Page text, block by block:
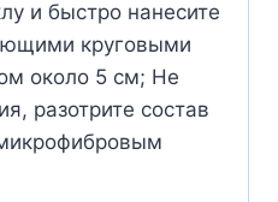
и быстро нанесите
круговыми
около 5 см; Не
разотрите состав